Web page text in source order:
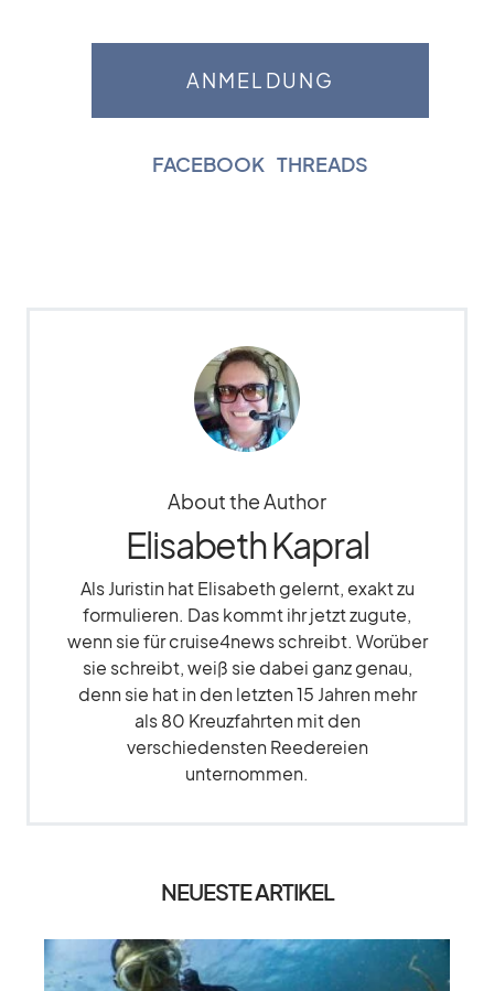
FACEBOOK THREADS
About the Author
Elisabeth Kapral
Als Juristin hat Elisabeth gelernt, exakt zu
formulieren. Das kommt ihr jetzt zugute,
wenn sie für cruise4news schreibt. Worüber
sie schreibt, weiß sie dabei ganz genau,
denn sie hat in den letzten 15 Jahren mehr
als 80 Kreuzfahrten mit den
verschiedensten Reedereien
unternommen.
NEUESTE ARTIKEL